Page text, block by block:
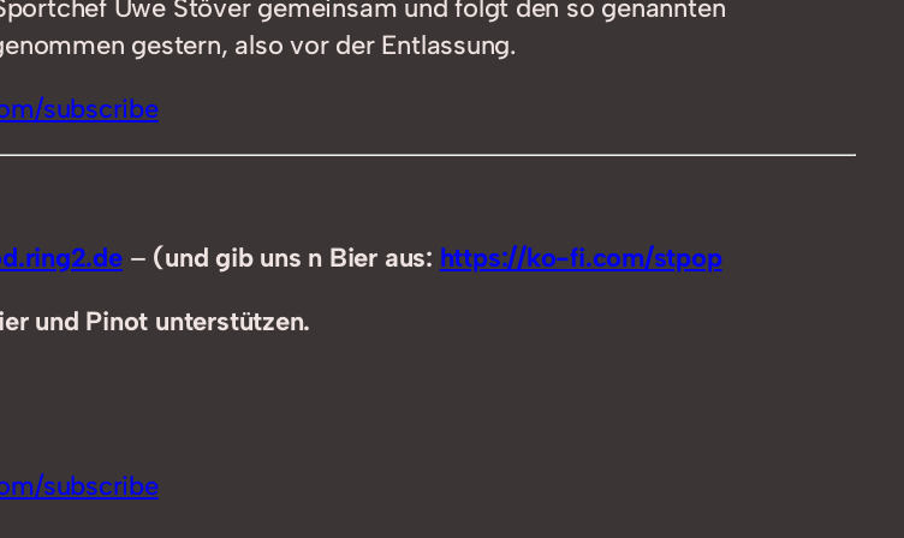
zu
Uwe Stöver gemeinsam und folgt den so genannten
gestern, also vor der Entlassung.
subscribe
– (und gib uns n Bier aus: https://ko-fi.com/stpop
und Pinot unterstützen.
subscribe